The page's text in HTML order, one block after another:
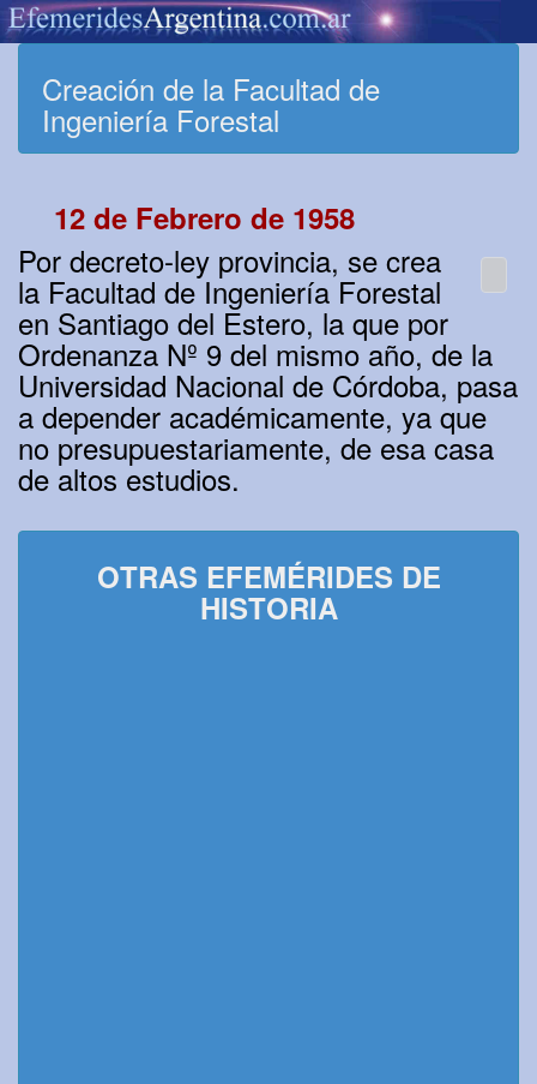
Creación de la Facultad de
Ingeniería Forestal
12 de Febrero de 1958
Por decreto-ley provincia, se crea
la Facultad de Ingeniería Forestal
en Santiago del Estero, la que por
Ordenanza Nº 9 del mismo año, de la
Universidad Nacional de Córdoba, pasa
a depender académicamente, ya que
no presupuestariamente, de esa casa
de altos estudios.
OTRAS EFEMÉRIDES DE
HISTORIA